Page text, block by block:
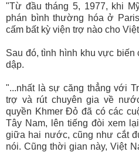
"Từ đầu tháng 5, 1977, khi
phán bình thường hóa ở
cấm bất kỳ viện trợ nào cho
Sau đó, tình hình khu vực biến
dập.
"...nhất là sự căng thẳng với
trợ và rút chuyên gia về
quyền Khmer Ðỏ đã có các
Tây Nam, lên tiếng đòi xem
giữa hai nước, cũng như cắt
nói. Cũng thời gian này, Việt